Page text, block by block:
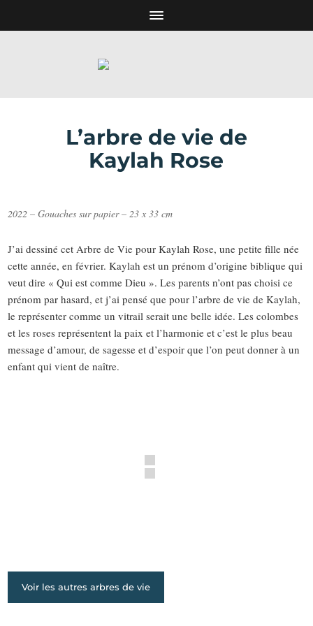
L’arbre de vie de
Kaylah Rose
2022 – Gouaches sur papier – 23 x 33 cm
J’ai dessiné cet Arbre de Vie pour Kaylah Rose, une petite fille née
cette année, en février. Kaylah est un prénom d’origine biblique qui
veut dire « Qui est comme Dieu ». Les parents n’ont pas choisi ce
prénom par hasard, et j’ai pensé que pour l’arbre de vie de Kaylah,
le représenter comme un vitrail serait une belle idée. Les colombes
et les roses représentent la paix et l’harmonie et c’est le plus beau
message d’amour, de sagesse et d’espoir que l’on peut donner à un
enfant qui vient de naître.
Voir les autres arbres de vie